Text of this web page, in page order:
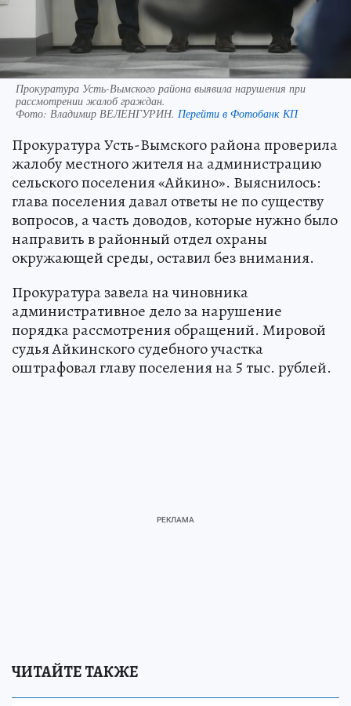
Прокуратура Усть-Вымского района выявила нарушения при
рассмотрении жалоб граждан.
Фото: Владимир ВЕЛЕНГУРИН. Перейти в Фотобанк КП
Прокуратура Усть-Вымского района проверила
жалобу местного жителя на администрацию
сельского поселения «Айкино». Выяснилось:
глава поселения давал ответы не по существу
вопросов, а часть доводов, которые нужно было
направить в районный отдел охраны
окружающей среды, оставил без внимания.
Прокуратура завела на чиновника
административное дело за нарушение
порядка рассмотрения обращений. Мировой
судья Айкинского судебного участка
оштрафовал главу поселения на 5 тыс. рублей.
ЧИТАЙТЕ ТАКЖЕ